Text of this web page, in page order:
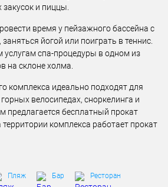
и пиццы.
время у пейзажного бассейна с
йогой или поиграть в теннис.
спа-процедуры в одном из
на склоне холма.
комплекса идеально подходят для
велосипедах, сноркелинга и
предлагается бесплатный прокат
комплекса работает прокат
Пляж Бар Ресторан